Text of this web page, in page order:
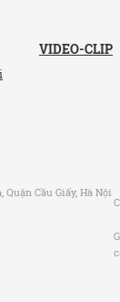
VIDEO-CLIP
Cầu Giấy, Hà Nội